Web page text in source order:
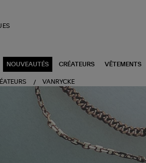
NOUVEAUTÉS CRÉATEURS VÊTEMENTS
VANRYCKE